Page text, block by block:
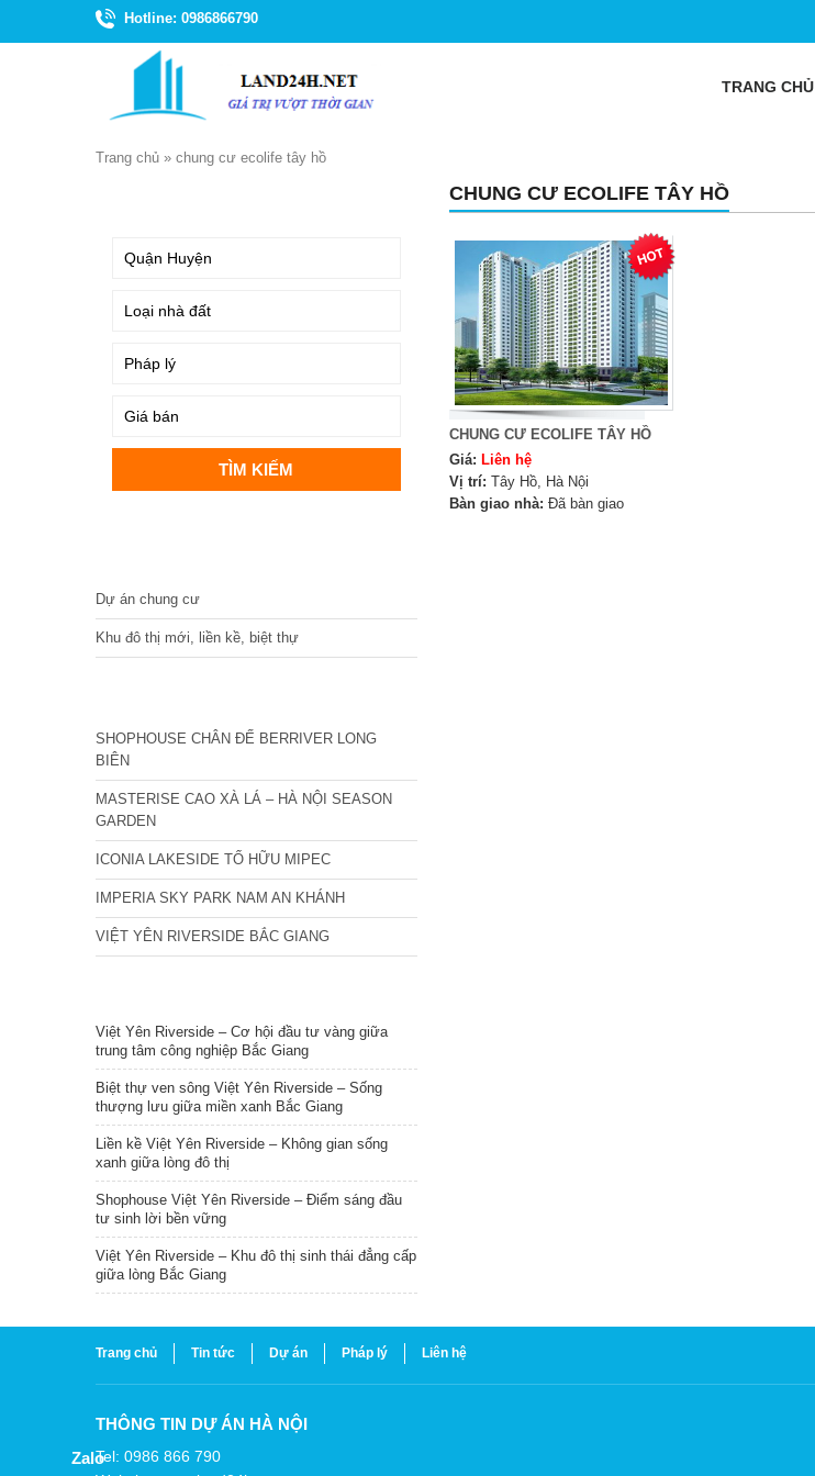
Hotline: 0986866790
TRANG CHỦ
Trang chủ » chung cư ecolife tây hồ
CHUNG CƯ ECOLIFE TÂY HỒ
CHUNG CƯ ECOLIFE TÂY HỒ
Giá: Liên hệ
Vị trí: Tây Hồ, Hà Nội
Bàn giao nhà: Đã bàn giao
Dự án chung cư
Khu đô thị mới, liền kề, biệt thự
SHOPHOUSE CHÂN ĐẾ BERRIVER LONG
BIÊN
MASTERISE CAO XÀ LÁ – HÀ NỘI SEASON
GARDEN
ICONIA LAKESIDE TỐ HỮU MIPEC
IMPERIA SKY PARK NAM AN KHÁNH
VIỆT YÊN RIVERSIDE BẮC GIANG
Việt Yên Riverside – Cơ hội đầu tư vàng giữa
trung tâm công nghiệp Bắc Giang
Biệt thự ven sông Việt Yên Riverside – Sống
thượng lưu giữa miền xanh Bắc Giang
Liền kề Việt Yên Riverside – Không gian sống
xanh giữa lòng đô thị
Shophouse Việt Yên Riverside – Điểm sáng đầu
tư sinh lời bền vững
Việt Yên Riverside – Khu đô thị sinh thái đẳng cấp
giữa lòng Bắc Giang
Trang chủ Tin tức Dự án Pháp lý Liên hệ
THÔNG TIN DỰ ÁN HÀ NỘI
Tel: 0986 866 790
Zalo